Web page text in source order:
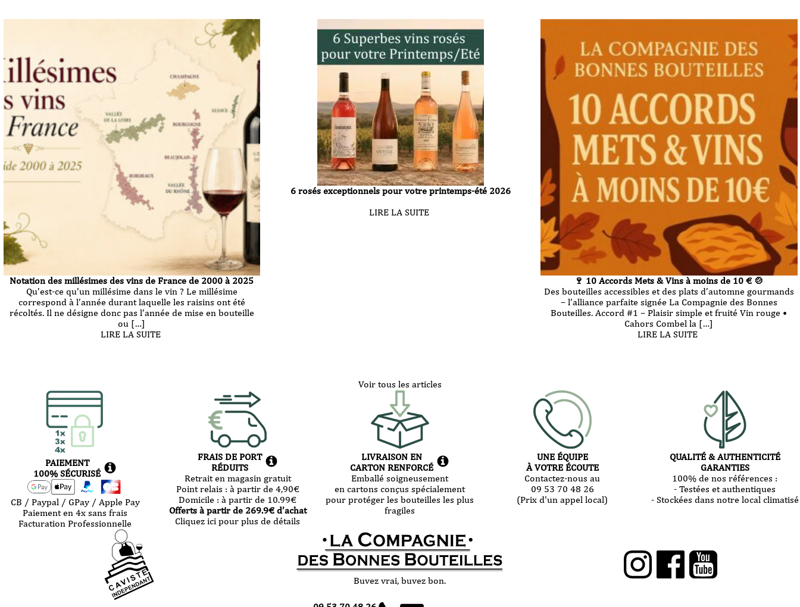
Notation des millésimes des vins de France de 2000 à 2025
Qu’est-ce qu’un millésime dans le vin ? Le millésime
correspond à l’année durant laquelle les raisins ont été
récoltés. Il ne désigne donc pas l’année de mise en bouteille
ou […]
LIRE LA SUITE
6 rosés exceptionnels pour votre printemps-été 2026
LIRE LA SUITE
🍷 10 Accords Mets & Vins à moins de 10 € 🍲
Des bouteilles accessibles et des plats d’automne gourmands
– l’alliance parfaite signée La Compagnie des Bonnes
Bouteilles. Accord #1 – Plaisir simple et fruité Vin rouge •
Cahors Combel la […]
LIRE LA SUITE
Voir tous les articles
PAIEMENT
100% SÉCURISÉ
CB / Paypal / GPay / Apple Pay
Paiement en 4x sans frais
Facturation Professionnelle
FRAIS DE PORT
RÉDUITS
Retrait en magasin gratuit
Point relais : à partir de 4,90€
Domicile :à partir de 10.99€
Offerts à partir de 269.9€ d’achat
Cliquez ici pour plus de détails
LIVRAISON EN
CARTON RENFORCÉ
Emballé soigneusement
en cartons conçus spécialement
pour protéger les bouteilles les plus
fragiles
UNE ÉQUIPE
À VOTRE ÉCOUTE
Contactez-nous au
09 53 70 48 26
(Prix d'un appel local)
QUALITÉ & AUTHENTICITÉ
GARANTIES
100% de nos références :
- Testées et authentiques
- Stockées dans notre local climatisé
Buvez vrai, buvez bon.